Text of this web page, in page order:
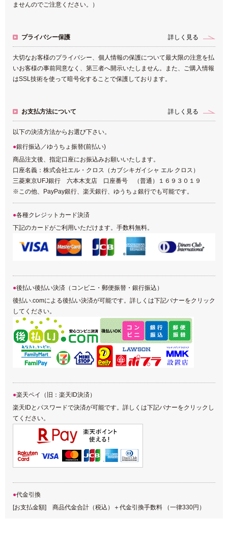
ませんのでご注意ください。）
プライバシー保護 詳しく見る
大切なお客様のプライバシー、個人情報の保護について最大限の注意を払
いお客様の事前同意なく、第三者へ開示いたしません。また、ご購入情報
はSSL技術を使って暗号化することで保護しております。
お支払方法について 詳しく見る
以下の決済方法からお選び下さい。
銀行振込／ゆうちょ振替(前払い)
商品注文後、指定口座にお振込みお願いいたします。
口座名義：株式会社エル・クロス（カブシキガイシャ エル クロス）
三菱東京UFJ銀行 六本木支店 口座番号 （普通）１６９３０１９
※この他、PayPay銀行、楽天銀行、ゆうちょ銀行でも可能です。
各種クレジットカード決済
下記のカードがご利用いただけます。手数料無料。
後払い後払い決済（コンビニ・郵便振替・銀行振込）
後払い.comによる後払い決済が可能です。詳しくは下記バナーをクリック
してください。
楽天ペイ（旧：楽天ID決済）
楽天IDとパスワードで決済が可能です。詳しくは下記バナーをクリックし
てください。
代金引換
[お支払金額] 商品代金合計（税込）＋代金引換手数料 （一律330円）